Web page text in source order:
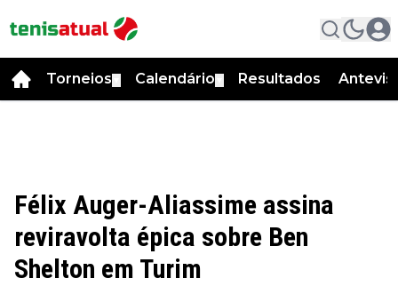
Torneios Calendário Resultados
Félix Auger-Aliassime assina
reviravolta épica sobre Ben
Shelton em Turim